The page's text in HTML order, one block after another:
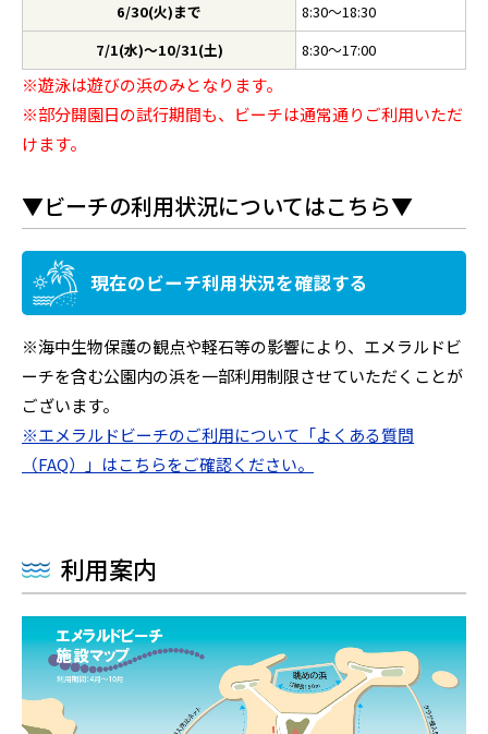
6/30(火)まで
8:30～18:30
7/1(水)～10/31(土)
8:30～17:00
※遊泳は遊びの浜のみとなります。
※部分開園日の試行期間も、ビーチは通常通りご利用いただ
けます。
▼ビーチの利用状況についてはこちら▼
現在のビーチ利用状況を確認する
※海中生物保護の観点や軽石等の影響により、エメラルドビ
ーチを含む公園内の浜を一部利用制限させていただくことが
ございます。
※エメラルドビーチのご利用について「よくある質問
（FAQ）」はこちらをご確認ください。
利用案内